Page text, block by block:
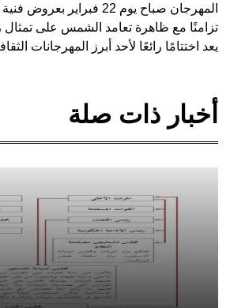
المهرجان صباح يوم 22
تزامنًا مع ظاهرة تعامد الشمس على تمثال
يعد اختتامًا رائعًا لأحد أبرز المهرجانات
أخبار ذات صلة